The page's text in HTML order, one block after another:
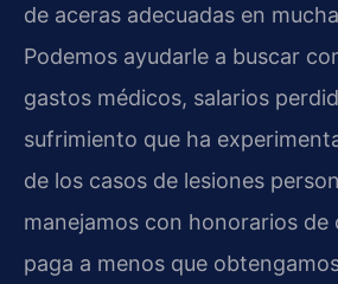
de aceras adecuadas en
Podemos ayudarle a buscar
gastos médicos, salarios
sufrimiento que ha
de los casos de lesiones
manejamos con honorarios
paga a menos que